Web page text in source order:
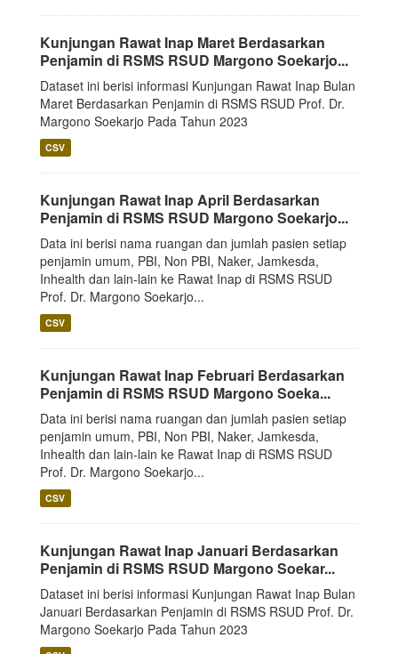
Kunjungan Rawat Inap Maret Berdasarkan
Penjamin di RSMS RSUD Margono Soekarjo...
Dataset ini berisi informasi Kunjungan Rawat Inap Bulan
Maret Berdasarkan Penjamin di RSMS RSUD Prof. Dr.
Margono Soekarjo Pada Tahun 2023
CSV
Kunjungan Rawat Inap April Berdasarkan
Penjamin di RSMS RSUD Margono Soekarjo...
Data ini berisi nama ruangan dan jumlah pasien setiap
penjamin umum, PBI, Non PBI, Naker, Jamkesda,
Inhealth dan lain-lain ke Rawat Inap di RSMS RSUD
Prof. Dr. Margono Soekarjo...
CSV
Kunjungan Rawat Inap Februari Berdasarkan
Penjamin di RSMS RSUD Margono Soeka...
Data ini berisi nama ruangan dan jumlah pasien setiap
penjamin umum, PBI, Non PBI, Naker, Jamkesda,
Inhealth dan lain-lain ke Rawat Inap di RSMS RSUD
Prof. Dr. Margono Soekarjo...
CSV
Kunjungan Rawat Inap Januari Berdasarkan
Penjamin di RSMS RSUD Margono Soekar...
Dataset ini berisi informasi Kunjungan Rawat Inap Bulan
Januari Berdasarkan Penjamin di RSMS RSUD Prof. Dr.
Margono Soekarjo Pada Tahun 2023